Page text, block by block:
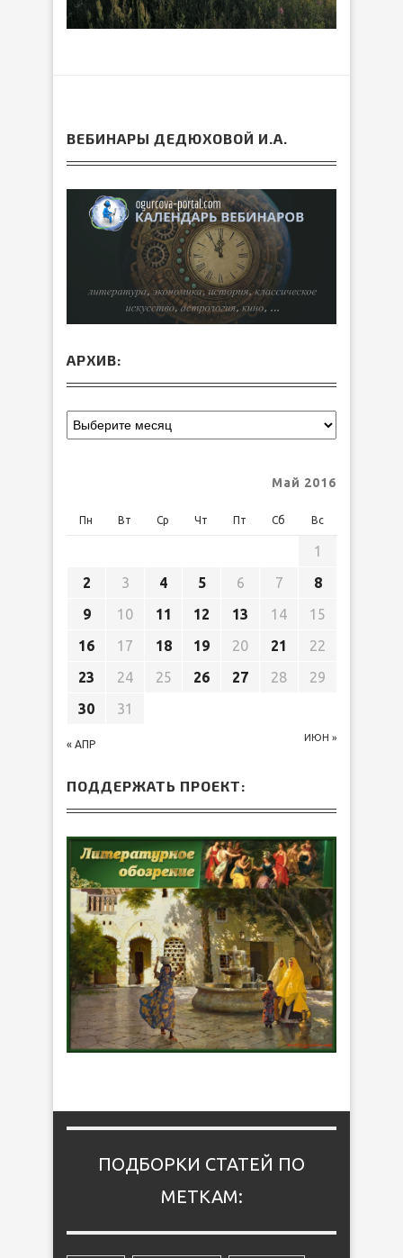
ВЕБИНАРЫ ДЕДЮХОВОЙ И.А.
АРХИВ:
Май 2016
Пн Вт Ср Чт Пт Сб Вс
« АПР
ИЮН »
1
2
3 4 5 6 7
8
9
10 11 12 13 14
15
16
17 18 19 20 21
22
23
24 25 26 27 28
29
30
31
ПОДДЕРЖАТЬ ПРОЕКТ:
ПОДБОРКИ СТАТЕЙ ПО
МЕТКАМ: